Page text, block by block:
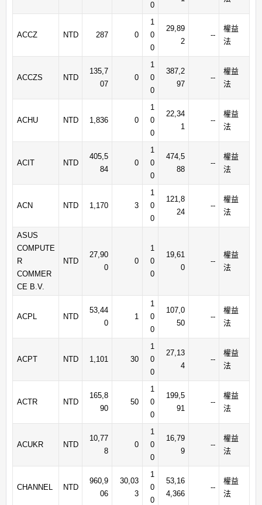
0
ACCZ NTD 287 0
1
0
0
29,89
2
--
權益
法
ACCZS NTD
135,7
07
0
1
0
0
387,2
97
--
權益
法
ACHU NTD 1,836 0
1
0
0
22,34
1
--
權益
法
ACIT NTD
405,5
84
0
1
0
0
474,5
88
--
權益
法
ACN NTD 1,170 3
1
0
0
121,8
24
--
權益
法
ASUS
COMPUTE
R
COMMER
CE B.V.
NTD
27,90
0
0
1
0
0
19,61
0
--
權益
法
ACPL NTD
53,44
0
1
1
0
0
107,0
50
--
權益
法
ACPT NTD 1,101 30
1
0
0
27,13
4
--
權益
法
ACTR NTD
165,8
90
50
1
0
0
199,5
91
--
權益
法
ACUKR NTD
10,77
8
0
1
0
0
16,79
9
--
權益
法
CHANNEL NTD
960,9
06
30,03
3
1
0
0
53,16
4,366
--
權益
法